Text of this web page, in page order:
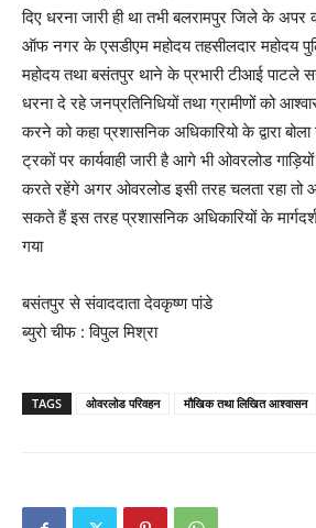
दिए धरना जारी ही था तभी बलरामपुर जिले के अपर
ऑफ नगर के एसडीएम महोदय तहसीलदार महोदय
महोदय तथा बसंतपुर थाने के प्रभारी टीआई पाटले
धरना दे रहे जनप्रतिनिधियों तथा ग्रामीणों को
करने को कहा प्रशासनिक अधिकारियो के द्वारा
ट्रकों पर कार्यवाही जारी है आगे भी ओवरलोड
करते रहेंगे अगर ओवरलोड इसी तरह चलता रहा तो
सकते हैं इस तरह प्रशासनिक अधिकारियों के
गया
बसंतपुर से संवाददाता देवकृष्ण पांडे
ब्युरो चीफ : विपुल मिश्रा
TAGS ओवरलोड परिवहन मौखिक तथा लिखित आश्वासन